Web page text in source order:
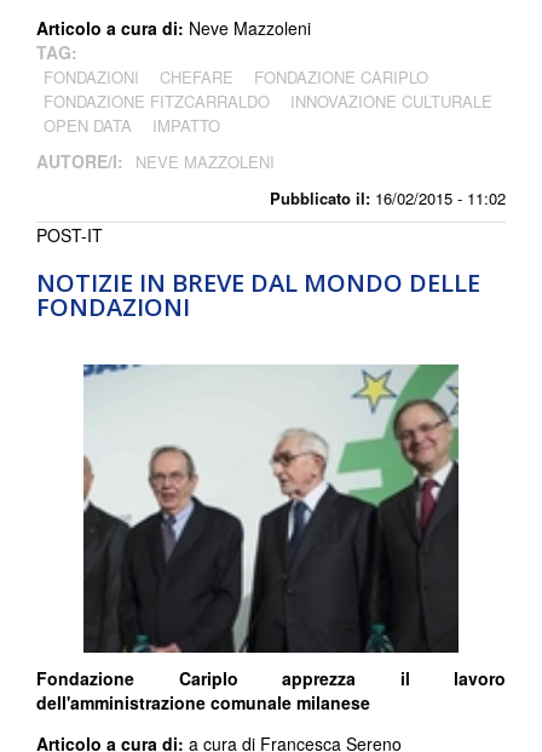
Pubblicato il: 16/02/2015 - 11:02
Articolo a cura di: Neve Mazzoleni
TAG:
FONDAZIONI CHEFARE
FONDAZIONE CARIPLO
FONDAZIONE FITZCARRALDO
INNOVAZIONE CULTURALE
OPEN DATA
IMPATTO
AUTORE/I: NEVE MAZZOLENI
NOTIZIE IN BREVE DAL MONDO DELLE
FONDAZIONI
POST-IT
Fondazione Cariplo apprezza il lavoro
dell'amministrazione comunale milanese
Articolo a cura di: a cura di Francesca Sereno